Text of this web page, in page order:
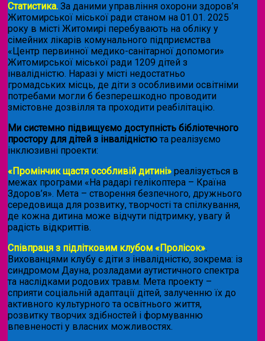
Статистика. За даними управління охорони здоров’я
Житомирської міської ради станом на 01.01. 2025
року в місті Житомирі перебувають на обліку у
сімейних лікарів комунального підприємства
«Центр первинної медико-санітарної допомоги»
Житомирської міської ради 1209 дітей з
інвалідністю. Наразі у місті недостатньо
громадських місць, де діти з особливими освітніми
потребами могли б безперешкодно проводити
змістовне дозвілля та проходити реабілітацію.
Ми системно підвищуємо доступність бібліотечного
простору для дітей з інвалідністю та реалізуємо
інклюзивні проекти:
«Промінчик щастя особливій дитині» реалізується в
межах програми «На радарі гелікоптера – Країна
Здоров’я». Мета – створення безпечного, дружнього
середовища для розвитку, творчості та спілкування,
де кожна дитина може відчути підтримку, увагу й
радість відкриттів.
Співпраця з підлітковим клубом «Пролісок».
Вихованцями клубу є діти з інвалідністю, зокрема: із
синдромом Дауна, розладами аутистичного спектра
та наслідками родових травм. Мета проекту –
сприяти соціальній адаптації дітей, залученню їх до
активного культурного та освітнього життя,
розвитку творчих здібностей і формуванню
впевненості у власних можливостях.